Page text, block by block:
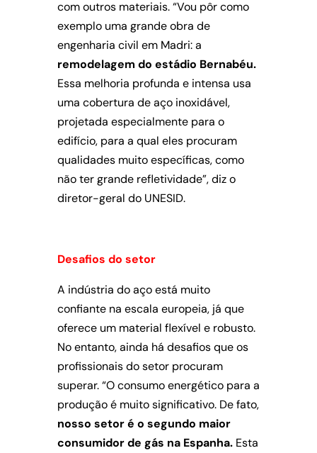
com outros materiais. “Vou pôr como
exemplo uma grande obra de
engenharia civil em Madri: a
remodelagem do estádio Bernabéu.
Essa melhoria profunda e intensa usa
uma cobertura de aço inoxidável,
projetada especialmente para o
edifício, para a qual eles procuram
qualidades muito específicas, como
não ter grande refletividade”, diz o
diretor-geral do UNESID.
Desafios do setor
A indústria do aço está muito
confiante na escala europeia, já que
oferece um material flexível e robusto.
No entanto, ainda há desafios que os
profissionais do setor procuram
superar. “O consumo energético para a
produção é muito significativo. De fato,
nosso setor é o segundo maior
consumidor de gás na Espanha. Esta